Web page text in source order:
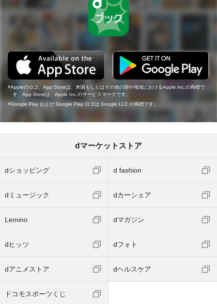
Appleのロゴ、App Storeは、米国もしくはその他の国や地域におけるApple Inc.の商標で
す。App Storeは、Apple Inc.のサービスマークです。
Google Play および Google Play ロゴは Google LLC の商標です。
dマーケットストア
dショッピング d fashion
dミュージック dカーシェア
Lemino dマガジン
dヒッツ dフォト
dアニメストア dヘルスケア
ドコモスポーツくじ